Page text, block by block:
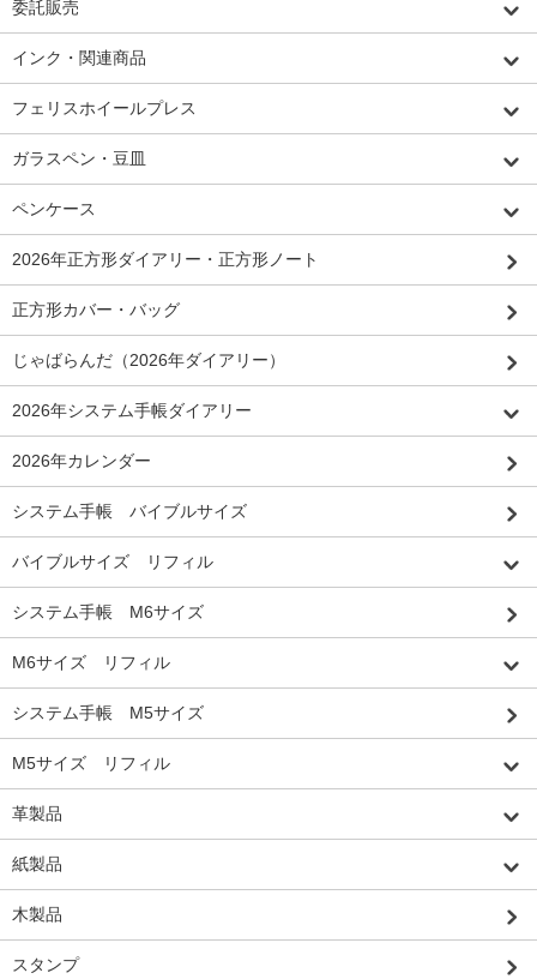
委託販売
インク・関連商品
フェリスホイールプレス
ガラスペン・豆皿
ペンケース
2026年正方形ダイアリー・正方形ノート
正方形カバー・バッグ
じゃばらんだ（2026年ダイアリー）
2026年システム手帳ダイアリー
2026年カレンダー
システム手帳 バイブルサイズ
バイブルサイズ リフィル
システム手帳 M6サイズ
M6サイズ リフィル
システム手帳 M5サイズ
M5サイズ リフィル
革製品
紙製品
木製品
スタンプ